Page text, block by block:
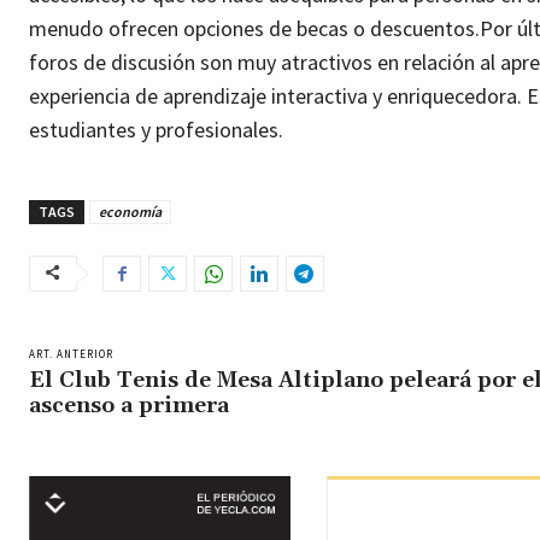
menudo ofrecen opciones de becas o descuentos.Por
foros de discusión son muy atractivos en relación al
experiencia de aprendizaje interactiva y
estudiantes y profesionales.
TAGS economía
ART. ANTERIOR
El Club Tenis de Mesa Altiplano peleará por
ascenso a primera